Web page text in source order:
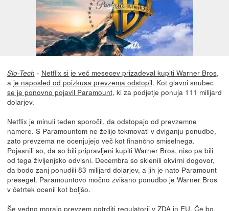
Slo-Tech - Netflix si je več mesecev prizadeval kupiti Warner Bros,
a je naposled od poizkusa prevzema odstopil. Kot glavni snubec
se je ponovno pojavil Paramount, ki za podjetje ponuja 111 milijard
dolarjev.
Netflix je minuli teden sporočil, da odstopajo od prevzemne
namere. S Paramountom ne želijo tekmovati v dviganju ponudbe,
zato prevzema ne ocenjujejo več kot finančno smiselnega.
Pojasnili so, da so bili pripravljeni kupiti Warner Bros, niso pa bili
od tega življenjsko odvisni. Decembra so sklenili okvirni dogovor,
da bodo zanj ponudili 83 milijard dolarjev, a jih je nato Paramount
presegel. Paramountovo močno zvišano ponudbo je Warner Bros
v četrtek ocenil kot boljšo.
Še vedno morajo prevzem potrditi regulatorji v ZDA in EU. Če bo